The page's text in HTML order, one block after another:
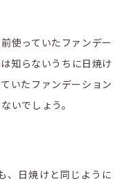
使っていたファンデー
知らないうちに日焼け
いたファンデーション
いでしょう。
、日焼けと同じように